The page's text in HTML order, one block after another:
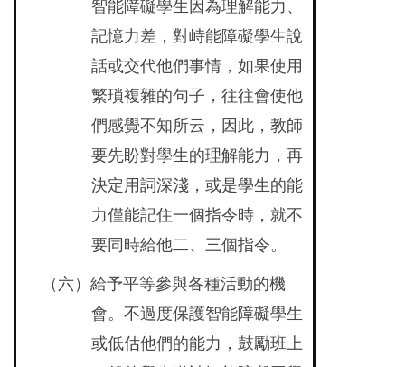
智能障礙學生因為理解能力、
記憶力差，對峙能障礙學生說
話或交代他們事情，如果使用
繁瑣複雜的句子，往往會使他
們感覺不知所云，因此，教師
要先盼對學生的理解能力，再
決定用詞深淺，或是學生的能
力僅能記住一個指令時，就不
要同時給他二、三個指令。
（六）給予平等參與各種活動的機
會。不過度保護智能障礙學生
或低估他們的能力，鼓勵班上